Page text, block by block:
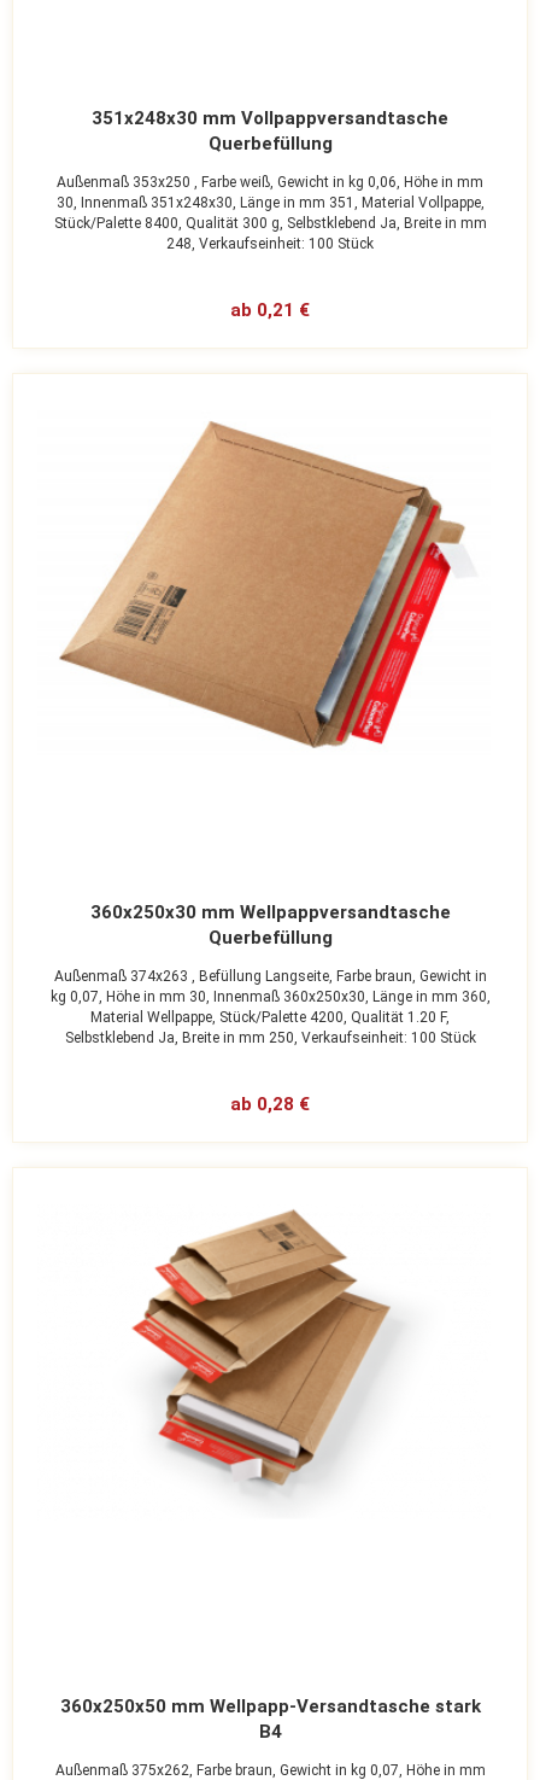
351x248x30 mm Vollpappversandtasche
Querbefüllung
Außenmaß 353x250 , Farbe weiß, Gewicht in kg 0,06, Höhe in mm
30, Innenmaß 351x248x30, Länge in mm 351, Material Vollpappe,
Stück/Palette 8400, Qualität 300 g, Selbstklebend Ja, Breite in mm
248, Verkaufseinheit: 100 Stück
ab 0,21 €
360x250x30 mm Wellpappversandtasche
Querbefüllung
Außenmaß 374x263 , Befüllung Langseite, Farbe braun, Gewicht in
kg 0,07, Höhe in mm 30, Innenmaß 360x250x30, Länge in mm 360,
Material Wellpappe, Stück/Palette 4200, Qualität 1.20 F,
Selbstklebend Ja, Breite in mm 250, Verkaufseinheit: 100 Stück
ab 0,28 €
360x250x50 mm Wellpapp-Versandtasche stark
B4
Außenmaß 375x262, Farbe braun, Gewicht in kg 0,07, Höhe in mm